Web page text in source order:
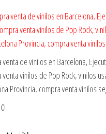
venta de vinilos en Barcelona,
venta vinilos de Pop Rock, vinilos
Provincia, compra venta vinilos